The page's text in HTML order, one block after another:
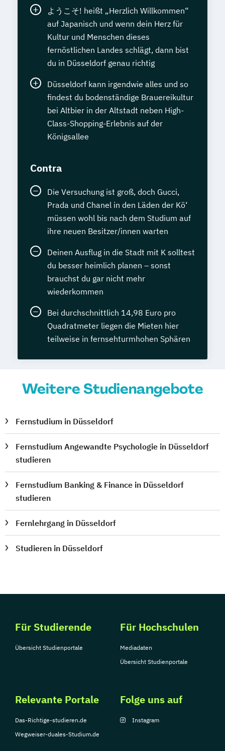
ようこそ! heißt „Herzlich Willkommen“
auf Japanisch und wenn dein Herz für
Kultur und Menschen dieses
fernöstlichen Landes schlägt, dann bist
du in Düsseldorf genau richtig
Düsseldorf kann irgendwie alles und so
findest du bodenständige Brauereikultur
bei Altbier in der Altstadt neben High-
Class-Shopping-Erlebnis auf der
Königsallee
Contra
Die Versuchung ist groß, doch Gucci,
Prada und Chanel in den Läden der Kö‘
müssen wohl bis nach dem Studium auf
ihre neuen Besitzer/innen warten
Deinen Ausflug in die Stadt mit K solltest
du besser heimlich planen – sonst
brauchst du gar nicht mehr
wiederkommen
Bei durchschnittlich 14,98 Euro pro
Quadratmeter liegen die Mieten hier
teilweise in fernsehturmhohen Sphären
Weitere Studienangebote
Fernstudium in Düsseldorf
Fernstudium Angewandte Psychologie in Düsseldorf
studieren
Fernstudium Banking & Finance in Düsseldorf
studieren
Fernlehrgang in Düsseldorf
Studieren in Düsseldorf
Für Studierende
Übersicht Studienportale
Für Hochschulen
Mediadaten
Übersicht Studienportale
Relevante Portale
Das-Richtige-studieren.de
Wegweiser-duales-Studium.de
Folge uns auf
Instagram